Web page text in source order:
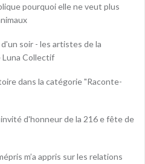
pourquoi elle ne veut plus
soir - les artistes de la
Luna Collectif
dans la catégorie "Raconte-
d'honneur de la 216 e fête de
m’a appris sur les relations